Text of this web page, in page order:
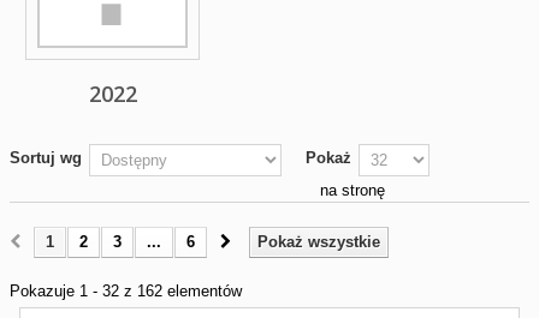
2022
Sortuj wg
Pokaż
na stronę
Pokaż wszystkie
1 2 3 ... 6
Pokazuje 1 - 32 z 162 elementów